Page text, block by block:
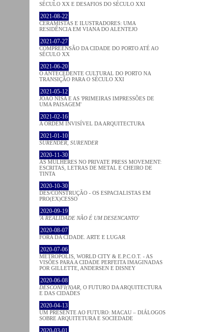
SÉCULO XX E DESAFIOS DO SÉCULO XXI
2021-08-22
CERAMISTAS E ILUSTRADORES: UMA
RESIDÊNCIA EM VIANA DO ALENTEJO
2021-07-27
COMPREENSÃO DA CIDADE DO PORTO ATÉ AO
SÉCULO XX
2021-06-20
O ANTECEDENTE CULTURAL DO PORTO NA
TRANSIÇÃO PARA O SÉCULO XXI
2021-05-12
JOÃO NISA E AS 'PRIMEIRAS IMPRESSÕES DE
UMA PAISAGEM'
2021-02-16
A ORDEM INVISÍVEL DA ARQUITECTURA
2021-01-10
SURENDER, SURENDER
2020-11-30
AS MULHERES NO PRIVATE PRESS MOVEMENT:
ESCRITAS, LETRAS DE METAL E CHEIRO DE
TINTA
2020-10-30
DES/CONSTRUÇÃO - OS ESPACIALISTAS EM
PRO(EX)CESSO
2020-09-19
'A REALIDADE NÃO É UM DESENCANTO'
2020-08-07
FORA DA CIDADE. ARTE E LUGAR
2020-07-06
METROPOLIS, WORLD CITY & E.P.C.O.T. - AS
VISÕES PARA A CIDADE PERFEITA IMAGINADAS
POR GILLETTE, ANDERSEN E DISNEY
2020-06-08
DESCONFI(N)AR , O FUTURO DA ARQUITECTURA
E DAS CIDADES
2020-04-13
UM PRESENTE AO FUTURO: MACAU – DIÁLOGOS
SOBRE ARQUITETURA E SOCIEDADE
2020-03-01